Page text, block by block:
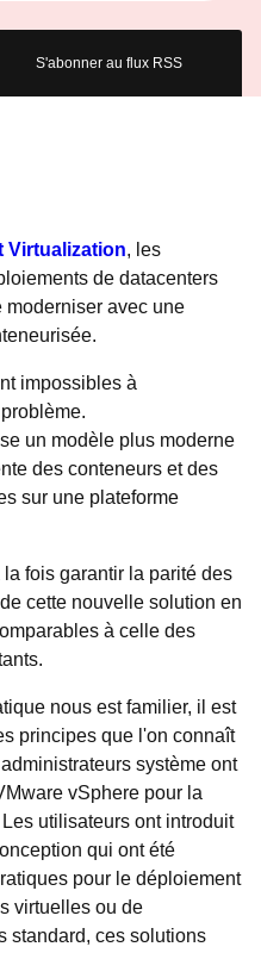
S'abonner au flux RSS
Virtualization, les
de datacenters
avec une
impossibles à
un modèle plus moderne
des conteneurs et des
sur une plateforme
fois garantir la parité des
cette nouvelle solution en
à celle des
nous est familier, il est
principes que l'on connaît
système ont
vSphere pour la
utilisateurs ont introduit
qui ont été
pour le déploiement
virtuelles ou de
standard, ces solutions